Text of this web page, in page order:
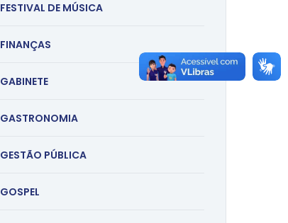
FESTIVAL DE MÚSICA
FINANÇAS
GABINETE
GASTRONOMIA
GESTÃO PÚBLICA
GOSPEL